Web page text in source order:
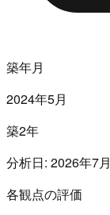
築年月
2024年5月
築2年
分析日: 2026年7
各観点の評価